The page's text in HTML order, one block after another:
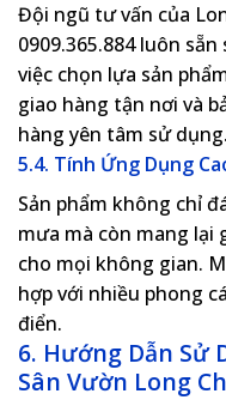
Đội ngũ tư vấn của
0909.365.884luôn sẵn
việc chọn lựa sản
giao hàng tận nơi và
hàng yên tâm sử dụng.
5.4. Tính Ứng Dụng
Sản phẩm không chỉ
mưa mà còn mang lại
cho mọi không gian.
hợp với nhiều phong
điển.
6. Hướng Dẫn Sử
Sân Vườn Long